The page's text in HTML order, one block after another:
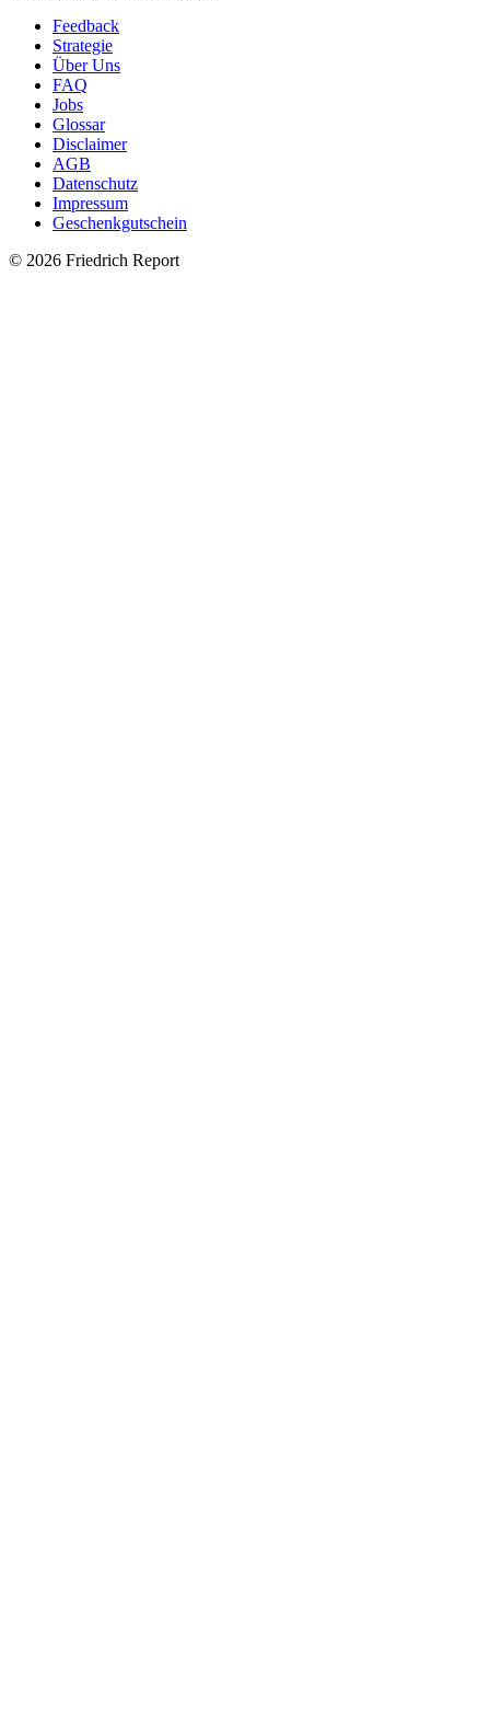
Feedback
Strategie
Über Uns
FAQ
Jobs
Glossar
Disclaimer
AGB
Datenschutz
Impressum
Geschenkgutschein
© 2026 Friedrich Report